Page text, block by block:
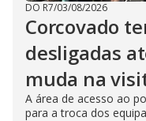
DO R7/03/08/2026
Corcovado
desligadas
muda na
A área de acesso ao
para a troca dos